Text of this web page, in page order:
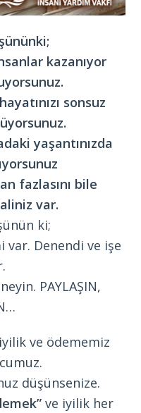
kazanıyor
sonsuz
yaşantınızda
fazlasını bile
var.
ki;
var. Denendi ve işe
PAYLAŞIN,
ve ödememiz
düşünsenize.
ve iyilik her